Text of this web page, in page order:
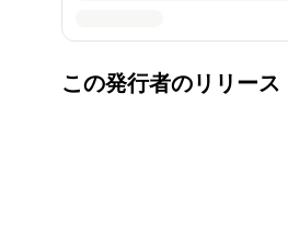
この発行者のリリース